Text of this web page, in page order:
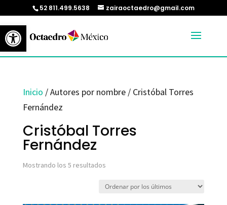
Abrir barra de herramientas
52 811.499.5638 zairaoctaedro@gmail.com
Inicio / Autores por nombre / Cristóbal Torres
Fernández
Cristóbal Torres
Fernández
Mostrando los 5 resultadosOrdenado